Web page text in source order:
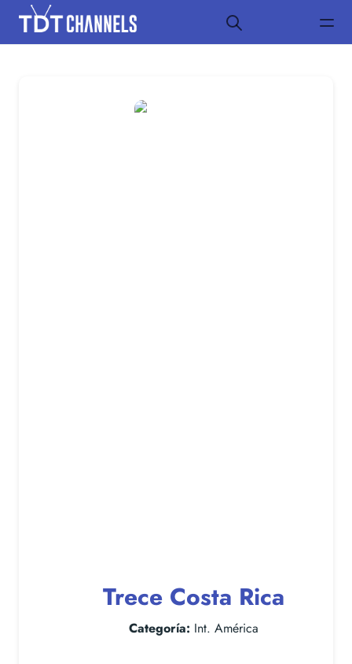
Trece Costa Rica
Categoría: Int. América